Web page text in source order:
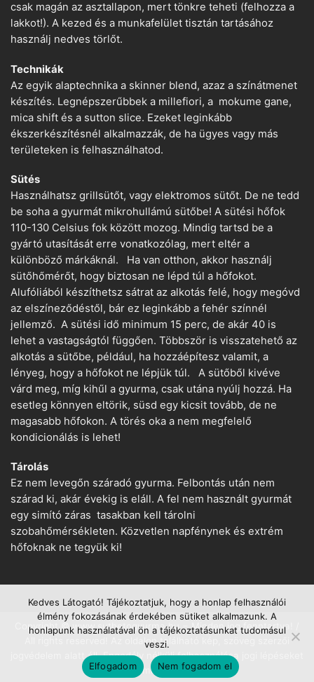
csak magán az asztallapon, mert tönkre teheti (felhozza a
lakkot!). A kezed és a munkafelület tisztán tartásához
használj nedves törlőt.
Technikák
Az egyik alaptechnika a skinner blend, azaz a színátmenet
készítés. Legnépszerűbbek a millefiori, a mokume gane,
mica shift és a sutton slice. Ezeket leginkább
ékszerkészítésnél alkalmazzák, de ha ügyes vagy más
területeken is felhasználhatod.
Sütés
Használhatsz grillsütőt, vagy elektromos sütőt. De ne tedd
be soha a gyurmát mikrohullámú sütőbe! A sütési hőfok
110-130 Celsius fok között mozog. Mindig tartsd be a
gyártó utasítását erre vonatkozólag, mert eltér a
különböző márkáknál. Ha van otthon, akkor használj
sütőhőmérőt, hogy biztosan ne lépd túl a hőfokot.
Alufóliából készíthetsz sátrat az alkotás felé, hogy megóvd
az elszíneződéstől, bár ez leginkább a fehér színnél
jellemző. A sütési idő minimum 15 perc, de akár 40 is
lehet a vastagságtól függően. Többször is visszatehető az
alkotás a sütőbe, például, ha hozzáépítesz valamit, a
lényeg, hogy a hőfokot ne lépjük túl. A sütőből kivéve
várd meg, míg kihűl a gyurma, csak utána nyúlj hozzá. Ha
esetleg könnyen eltörik, süsd egy kicsit tovább, de ne
magasabb hőfokon. A törés oka a nem megfelelő
kondicionálás is lehet!
Tárolás
Ez nem levegőn száradó gyurma. Felbontás után nem
szárad ki, akár évekig is eláll. A fel nem használt gyurmát
egy simító záras tasakban kell tárolni
szobahőmérsékleten. Közvetlen napfénynek és extrém
hőfoknak ne tegyük ki!
Copyright © www.suthetogyurma.hu − Minden jog fenntartva! /
All rights reserved! Az oldalon található kép, szöveg szerzői
jogvédelem alatt áll. Engedély nélküli felhasználása jogi lépéseket
von maga után
Kedves Látogató! Tájékoztatjuk, hogy a honlap felhasználói
élmény fokozásának érdekében sütiket alkalmazunk. A
honlapunk használatával ön a tájékoztatásunkat tudomásul
veszi.
Elfogadom
Nem fogadom el